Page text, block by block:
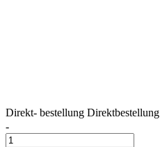
Direkt- bestellung Direktbestellung
-